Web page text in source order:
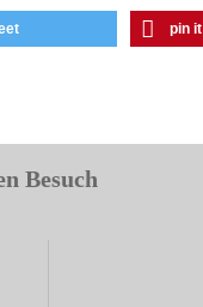
pin it
Besuch